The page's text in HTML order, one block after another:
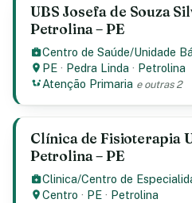
UBS Josefa de Souza
Petrolina – PE
Centro de Saúde/Unidade
PE · Pedra Linda · Petrolina
Atenção Primaria e outras 2
Clínica de Fisioterapia
Petrolina – PE
Clinica/Centro de
Centro · PE · Petrolina